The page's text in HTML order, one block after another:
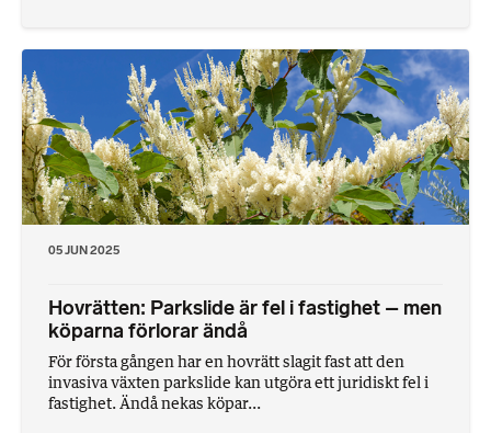
05 JUN 2025
Hovrätten: Parkslide är fel i fastighet – men
köparna förlorar ändå
För första gången har en hovrätt slagit fast att den
invasiva växten parkslide kan utgöra ett juridiskt fel i
fastighet. Ändå nekas köpar...